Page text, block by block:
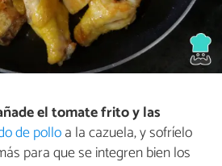
el tomate frito y las
de polloa la cazuela, y sofríelo
para que se integren bien los